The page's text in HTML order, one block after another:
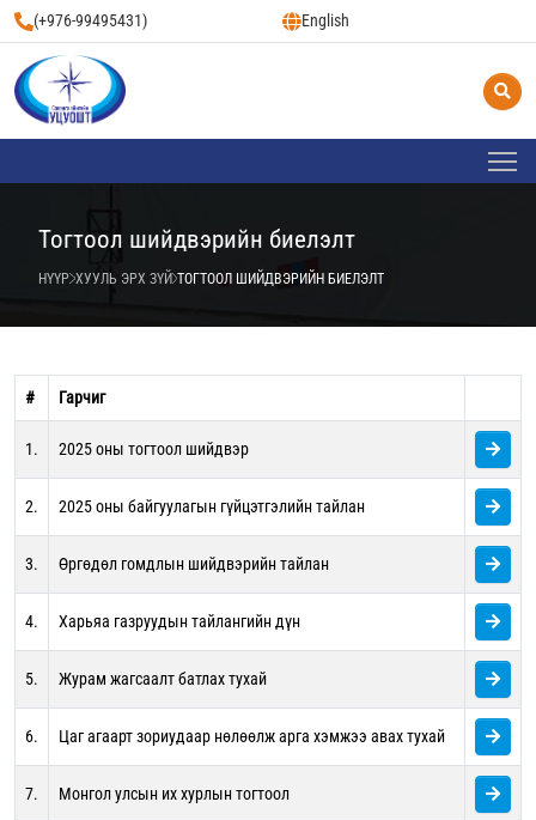
(+976-99495431) English
Тогтоол шийдвэрийн биелэлт
НҮҮР ХУУЛЬ ЭРХ ЗҮЙ ТОГТООЛ ШИЙДВЭРИЙН БИЕЛЭЛТ
# Гарчиг
1. 2025 оны тогтоол шийдвэр
2. 2025 оны байгуулагын гүйцэтгэлийн тайлан
3. Өргөдөл гомдлын шийдвэрийн тайлан
4. Харьяа газруудын тайлангийн дүн
5. Журам жагсаалт батлах тухай
6. Цаг агаарт зориудаар нөлөөлж арга хэмжээ авах тухай
7. Монгол улсын их хурлын тогтоол